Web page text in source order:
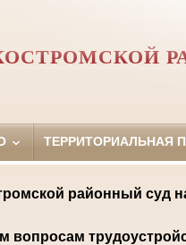
ТЕРРИТОРИАЛЬНАЯ
районный суд
вопросам